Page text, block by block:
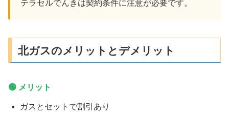
テラセルでんきは契約条件に注意が必要です。
北ガスのメリットとデメリット
🟢 メリット
ガスとセットで割引あり